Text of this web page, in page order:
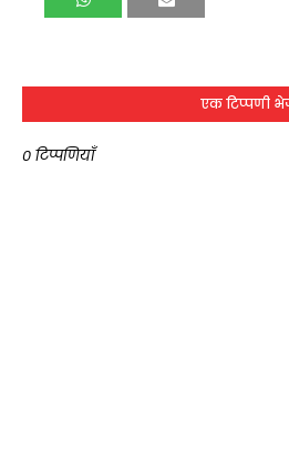
एक टिप्पणी
0 टिप्पणियाँ